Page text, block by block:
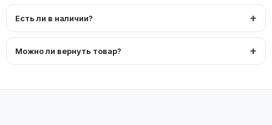
Есть ли в наличии?
Можно ли вернуть товар?